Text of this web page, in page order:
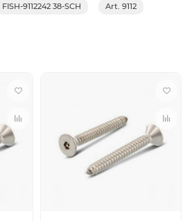
FISH-9112242 38-SCH Art. 9112